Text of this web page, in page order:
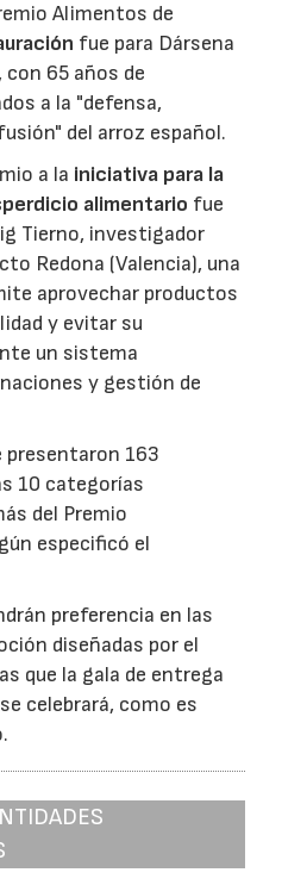
Alimentos de
fue para Dársena
65 años de
a la "defensa,
del arroz español.
a la iniciativa para la
alimentario fue
Tierno, investigador
Redona (Valencia), una
aprovechar productos
y evitar su
un sistema
y gestión de
presentaron 163
10 categorías
del Premio
especificó el
preferencia en las
diseñadas por el
que la gala de entrega
celebrará, como es